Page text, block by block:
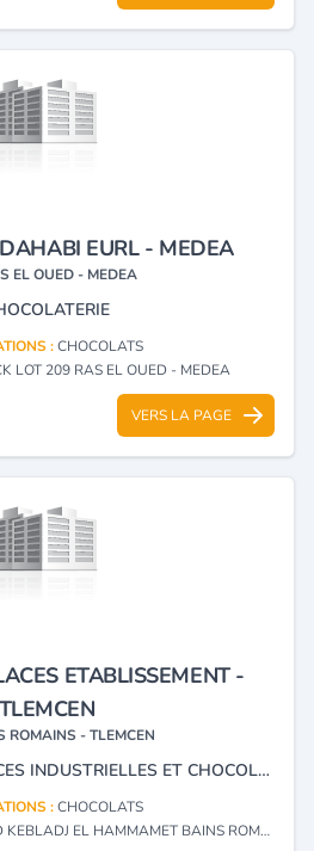
EURL - MEDEA
EL OUED - MEDEA
:CHOCOLATS
LOT 209 RAS EL OUED - MEDEA
VERS LA PAGE
ETABLISSEMENT -
TLEMCEN
ROMAINS - TLEMCEN
FABRICATION DE GLACES INDUSTRIELLES ET CHOCOLAT.
:CHOCOLATS
EL HAMMAMET BAINS ROMAINS - TLEMCEN